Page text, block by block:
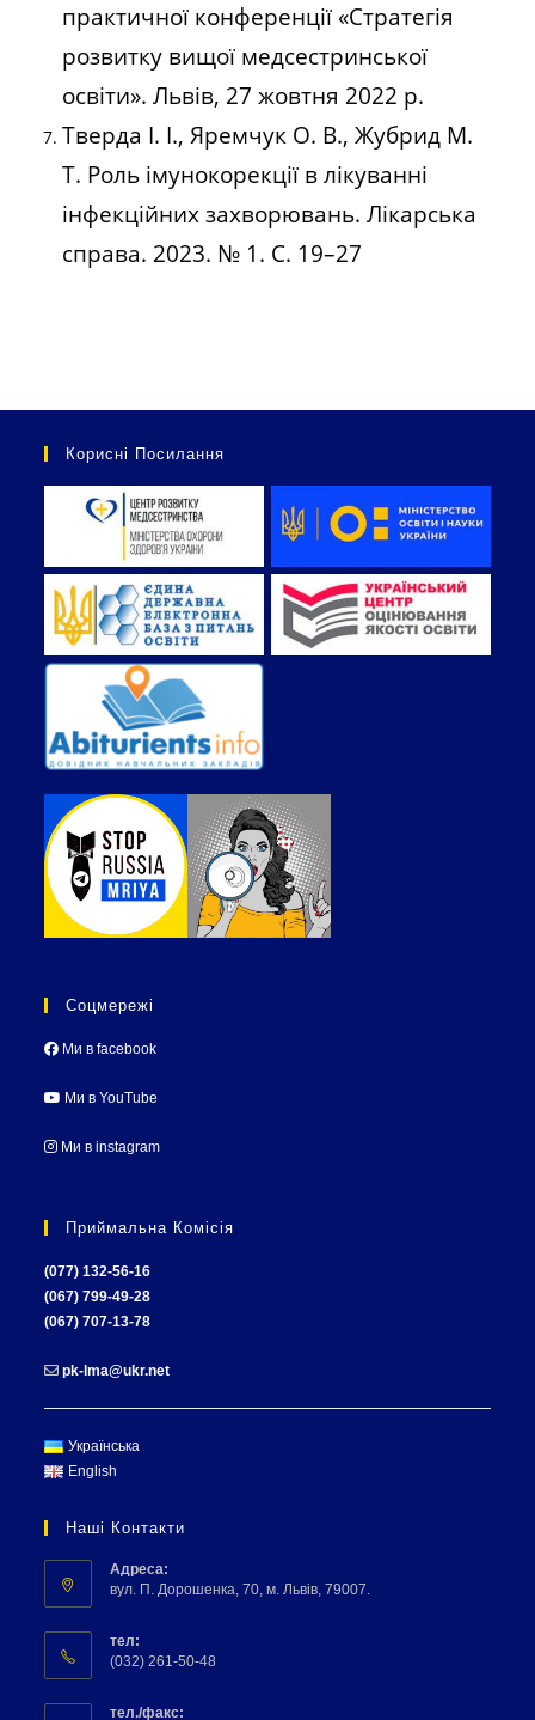
практичної конференції «Стратегія
розвитку вищої медсестринської
освіти». Львів, 27 жовтня 2022 р.
Тверда І. І., Яремчук О. В., Жубрид М.
Т. Роль імунокорекції в лікуванні
інфекційних захворювань. Лікарська
справа. 2023. № 1. С. 19–27
Корисні Посилання
Соцмережі
Ми в facebook
Ми в YouTube
Ми в instagram
Приймальна Комісія
(077) 132-56-16
(067) 799-49-28
(067) 707-13-78
pk-lma@ukr.net
Українська
English
Наші Контакти
Адреса:
вул. П. Дорошенка, 70, м. Львів, 79007.
тел:
(032) 261-50-48
тел./факс: